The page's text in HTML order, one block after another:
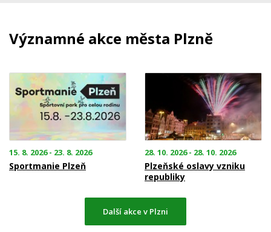
Významné akce města Plzně
15. 8. 2026 - 23. 8. 2026
Sportmanie Plzeň
28. 10. 2026 - 28. 10. 2026
Plzeňské oslavy vzniku
republiky
Další akce v Plzni